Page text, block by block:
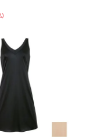
ップ付きインナ
)